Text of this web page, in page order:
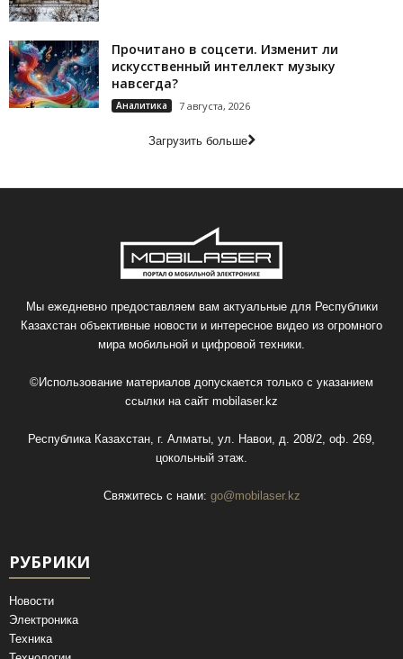
Прочитано в соцсети. Изменит ли
искусственный интеллект музыку
навсегда?
Аналитика 7 августа, 2026
Загрузить больше
Мы ежедневно предоставляем вам актуальные для Республики
Казахстан объективные новости и интересное видео из огромного
мира мобильной и цифровой техники.
©Использование материалов допускается только с указанием
ссылки на сайт mobilaser.kz
Республика Казахстан, г. Алматы, ул. Навои, д. 208/2, оф. 269,
цокольный этаж.
Свяжитесь с нами: go@mobilaser.kz
РУБРИКИ
Новости
Электроника
Техника